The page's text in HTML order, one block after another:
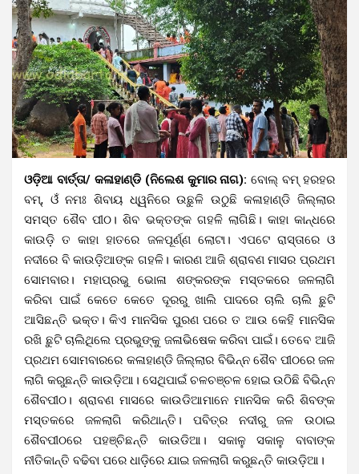
ଓଡ଼ିଆ ବାର୍ତ୍ତା/ କଳାହାଣ୍ଡି (ନିଲେଶ କୁମାର ନାଗ): ବୋଲ୍‌ ବମ୍‌ ହରହର
ବମ୍‌, ଓଁ ନମଃ ଶିବାୟ ଧ୍ୱନିରେ ଉଛୁଳି ଉଠୁଛି କଳାହାଣ୍ଡି ଜିଲ୍ଲାର
ସମସ୍ତ ଶୈବ ପୀଠ। ଶିବ ଭକ୍ତଙ୍କ ଗହଳି ଲାଗିଛି। କାହା କାନ୍ଧରେ
କାଉଡ଼ି ତ କାହା ହାତରେ ଜଳପୂର୍ଣ୍ଣ ଲୋଟା। ଏପଟେ ରାସ୍ତାରେ ଓ
ନଦୀରେ ବି କାଉଡ଼ିଆଙ୍କ ଗହଳି। କାରଣ ଆଜି ଶ୍ରାବଣ ମାସର ପ୍ରଥମ
ସୋମବାର। ମହାପ୍ରଭୁ ଭୋଳା ଶଙ୍କରଙ୍କ ମସ୍ତକରେ ଜଳଲାଗି
କରିବା ପାଇଁ କେତେ କେତେ ଦୂରରୁ ଖାଲି ପାଦରେ ଚାଲି ଚାଲି ଛୁଟି
ଆସିଛନ୍ତି ଭକ୍ତ। କିଏ ମାନସିକ ପୁରଣ ପରେ ତ ଆଉ କେହି ମାନସିକ
ରଖି ଛୁଟି ଚାଲିଥିଲେ ପ୍ରଭୁଙ୍କୁ ଜଳାଭିଷେକ କରିବା ପାଇଁ। ତେବେ ଆଜି
ପ୍ରଥମ ସୋମବାରରେ କଳାହାଣ୍ଡି ଜିଲ୍ଲାର ବିଭିନ୍ନ ଶୈବ ପୀଠରେ ଜଳ
ଲାଗି କରୁଛନ୍ତି କାଉଡ଼ିଆ। ସେଥିପାଇଁ ଚଳଚଞ୍ଚଳ ହୋଇ ଉଠିଛି ବିଭିନ୍ନ
ଶୈବପୀଠ। ଶ୍ରାବଣ ମାସରେ କାଉଡିଆମାନେ ମାନସିକ କରି ଶିବଙ୍କ
ମସ୍ତକରେ ଜଳଲାଗି କରିଥାନ୍ତି। ପବିତ୍ର ନଦୀରୁ ଜଳ ଉଠାଇ
ଶୈବପୀଠରେ ପହଞ୍ଚିଛନ୍ତି କାଉଡିଆ। ସକାଳୁ ସକାଳୁ ବାବାଙ୍କ
ନୀତିକାନ୍ତି ବଢିବା ପରେ ଧାଡ଼ିରେ ଯାଇ ଜଳଲାଗି କରୁଛନ୍ତି କାଉଡି଼ଆ।